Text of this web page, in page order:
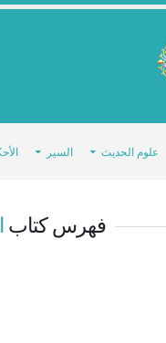
علوم الحديث السير
فهرس كتاب